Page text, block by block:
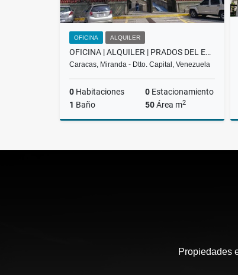
OFICINA ALQUILER
OFICINA | ALQUILER | PRADOS DEL ESTE CONCRESA
Caracas, Miranda - Dtto. Capital, Venezuela
0 Habitaciones 0 Estacionamiento
1 Baño 50Área m2
US$450
Propiedades